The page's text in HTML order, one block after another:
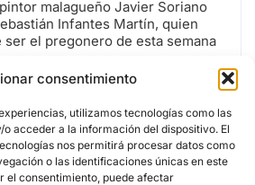
consentimiento
utilizamos tecnologías como las
acceder a la información del dispositivo. El
nos permitirá procesar datos como
o las identificaciones únicas en este
el consentimiento, puede afectar
malagueño Javier Soriano
Infantes Martín, quien
el pregonero de esta semana
y la juventud en el